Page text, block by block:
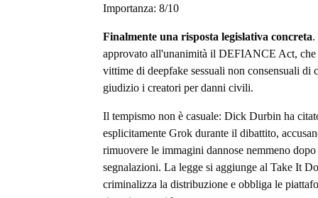
Importanza: 8/10
Finalmente una risposta legislativa concreta.
approvato all'unanimità il DEFIANCE Act, che
vittime di deepfake sessuali non consensuali di
giudizio i creatori per danni civili.
Il tempismo non è casuale: Dick Durbin ha
esplicitamente Grok durante il dibattito,
rimuovere le immagini dannose nemmeno dopo
segnalazioni. La legge si aggiunge al Take It
criminalizza la distribuzione e obbliga le